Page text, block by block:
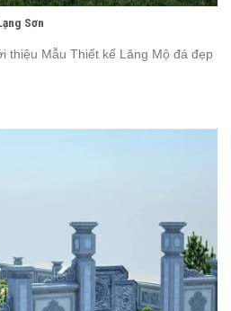
Sơn
thiệu Mẫu Thiết kế Lăng Mộ đá đẹp